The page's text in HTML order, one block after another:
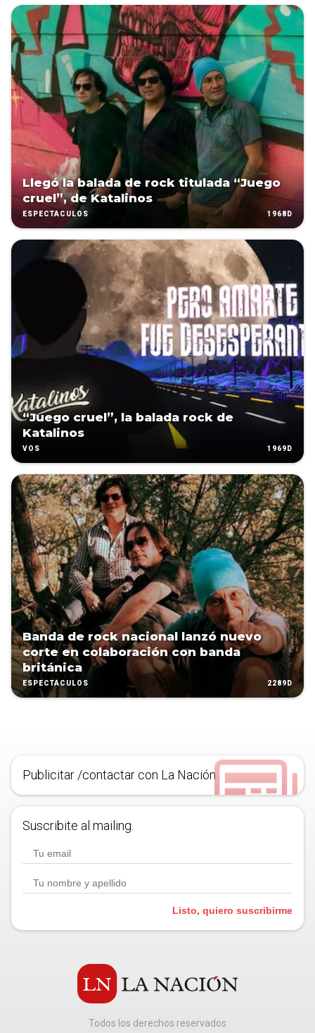
Llegó la balada de rock titulada “Juego
cruel”, de Katalinos
ESPECTÁCULOS 1968D
“Juego cruel”, la balada rock de
Katalinos
VOS 1969D
Banda de rock nacional lanzó nuevo
corte en colaboración con banda
británica
ESPECTÁCULOS 2289D
Publicitar /contactar con La Nación
Suscribite al mailing.
Listo, quiero suscribirme
Todos los derechos reservados